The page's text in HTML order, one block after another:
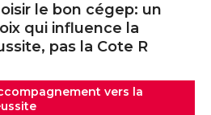
le bon cégep: un
qui influence la
pas la Cote R
vers la